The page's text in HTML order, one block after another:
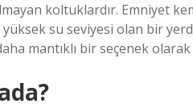
koltuklardır. Emniyet
yüksek su seviyesi olan bir
mantıklı bir seçenek